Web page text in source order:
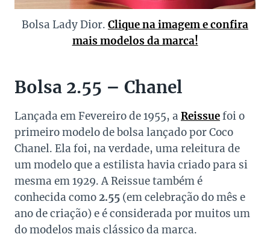
Bolsa Lady Dior. Clique na imagem e confira
mais modelos da marca!
Bolsa 2.55 – Chanel
Lançada em Fevereiro de 1955, a Reissuefoi o
primeiro modelo de bolsa lançado por Coco
Chanel. Ela foi, na verdade, uma releitura de
um modelo que a estilista havia criado para si
mesma em 1929. A Reissue também é
conhecida como2.55 (em celebração do mês e
ano de criação) e é considerada por muitos um
do modelos mais clássico da marca.